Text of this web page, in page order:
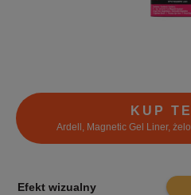
KUP
Ardell, Magnetic Gel Liner,
Efekt wizualny 8.5